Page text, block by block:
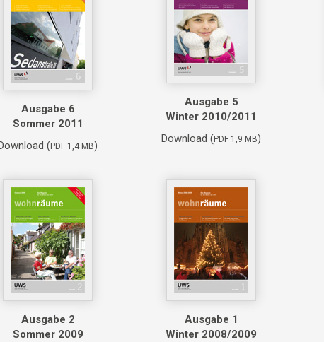
Ausgabe 6
Sommer 2011
(PDF 1,4 MB)
Ausgabe 5
Winter 2010/2011
Download (PDF 1,9 MB)
Ausgabe 2
Sommer 2009
Ausgabe 1
Winter 2008/2009